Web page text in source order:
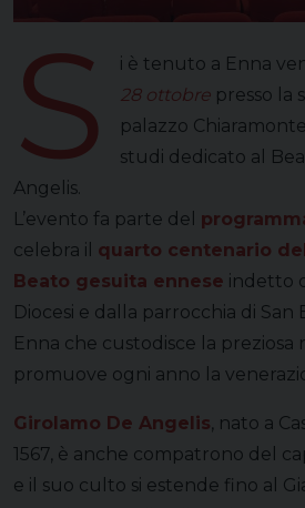
S i è tenuto a Enna
28 ottobre presso la
palazzo
studi dedicato al
Angelis.
L’evento fa parte del
celebra il quarto centenario
Beato gesuita ennese indetto
Diocesi e dalla parrocchia di San
Enna che custodisce la preziosa
promuove ogni anno la
Girolamo De Angelis , nato a
1567, è anche compatrono del
e il suo culto si estende fino al